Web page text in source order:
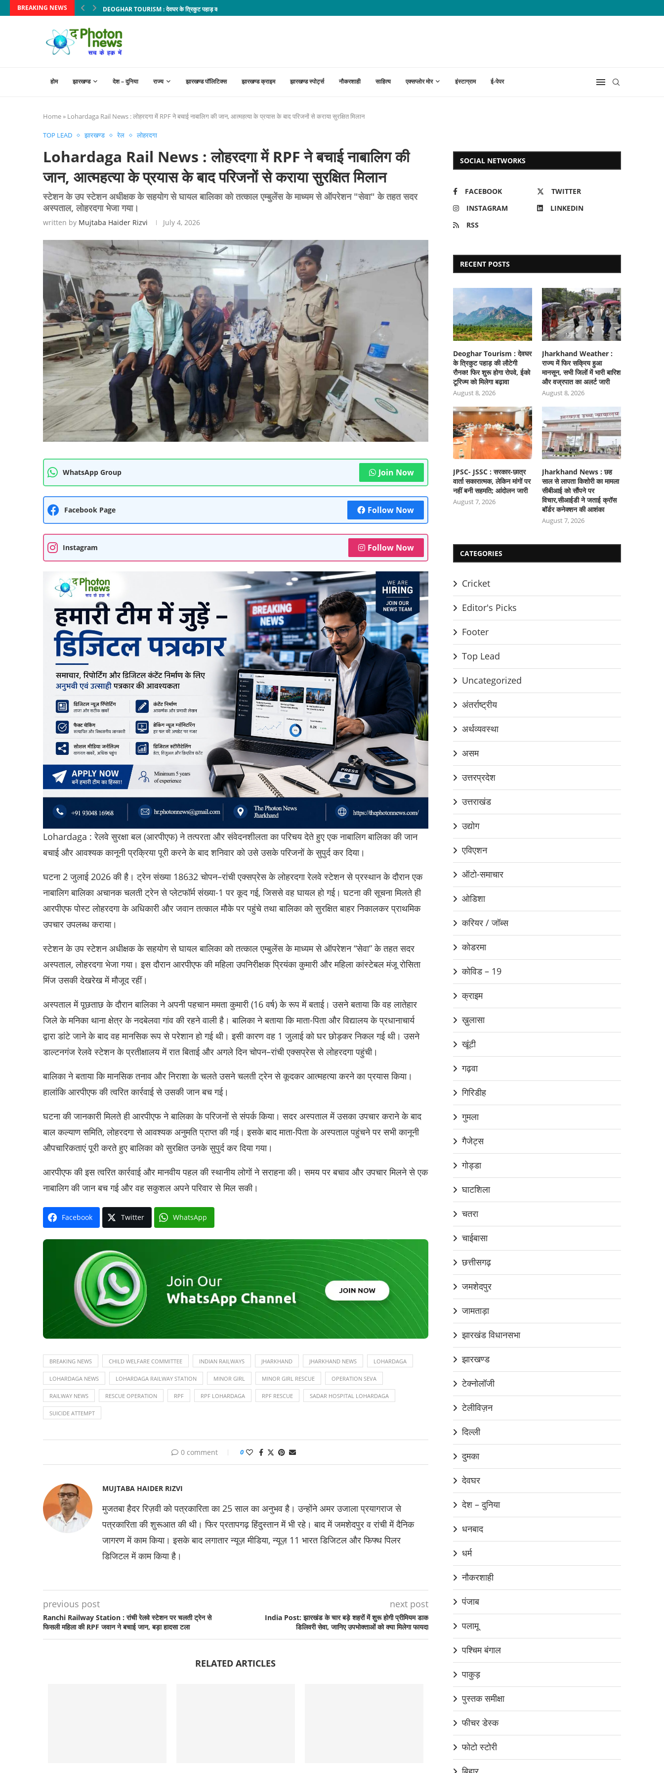
BREAKING NEWS DEOGHAR TOURISM : देवघर के त्रिकुट पहाड़ की लौटेगी रौनक! फिर शुरू होगा रोपवे, ईको...
होम झारखण्ड देश – दुनिया राज्य झारखण्ड पॉलिटिक्स झारखण्ड क्राइम झारखण्ड स्पोर्ट्स नौकरशाही साहित्य एक्सप्लोर मोर इंस्टाग्राम ई-पेपर
Home» Lohardaga Rail News : लोहरदगा में RPF ने बचाई नाबालिग की जान, आत्महत्या के प्रयास के बाद परिजनों से कराया सुरक्षित मिलान
TOP LEAD झारखण्ड रेल लोहरदगा
Lohardaga Rail News : लोहरदगा में RPF ने बचाई नाबालिग की
जान, आत्महत्या के प्रयास के बाद परिजनों से कराया सुरक्षित मिलान
स्टेशन के उप स्टेशन अधीक्षक के सहयोग से घायल बालिका को तत्काल एम्बुलेंस के माध्यम से ऑपरेशन "सेवा" के तहत सदर
अस्पताल, लोहरदगा भेजा गया।
written by Mujtaba Haider Rizvi July 4, 2026
WhatsApp Group Join Now
Facebook Page Follow Now
Instagram Follow Now
Lohardaga : रेलवे सुरक्षा बल (आरपीएफ) ने तत्परता और संवेदनशीलता का परिचय देते हुए एक नाबालिग बालिका की जान
बचाई और आवश्यक कानूनी प्रक्रिया पूरी करने के बाद शनिवार को उसे उसके परिजनों के सुपुर्द कर दिया।
घटना 2 जुलाई 2026 की है। ट्रेन संख्या 18632 चोपन–रांची एक्सप्रेस के लोहरदगा रेलवे स्टेशन से प्रस्थान के दौरान एक
नाबालिग बालिका अचानक चलती ट्रेन से प्लेटफॉर्म संख्या-1 पर कूद गई, जिससे वह घायल हो गई। घटना की सूचना मिलते ही
आरपीएफ पोस्ट लोहरदगा के अधिकारी और जवान तत्काल मौके पर पहुंचे तथा बालिका को सुरक्षित बाहर निकालकर प्राथमिक
उपचार उपलब्ध कराया।
स्टेशन के उप स्टेशन अधीक्षक के सहयोग से घायल बालिका को तत्काल एम्बुलेंस के माध्यम से ऑपरेशन “सेवा” के तहत सदर
अस्पताल, लोहरदगा भेजा गया। इस दौरान आरपीएफ की महिला उपनिरीक्षक प्रियंका कुमारी और महिला कांस्टेबल मंजू रोसिता
मिंज उसकी देखरेख में मौजूद रहीं।
अस्पताल में पूछताछ के दौरान बालिका ने अपनी पहचान ममता कुमारी (16 वर्ष) के रूप में बताई। उसने बताया कि वह लातेहार
जिले के मनिका थाना क्षेत्र के नदबेलवा गांव की रहने वाली है। बालिका ने बताया कि माता-पिता और विद्यालय के प्रधानाचार्य
द्वारा डांटे जाने के बाद वह मानसिक रूप से परेशान हो गई थी। इसी कारण वह 1 जुलाई को घर छोड़कर निकल गई थी। उसने
डाल्टनगंज रेलवे स्टेशन के प्रतीक्षालय में रात बिताई और अगले दिन चोपन–रांची एक्सप्रेस से लोहरदगा पहुंची।
बालिका ने बताया कि मानसिक तनाव और निराशा के चलते उसने चलती ट्रेन से कूदकर आत्महत्या करने का प्रयास किया।
हालांकि आरपीएफ की त्वरित कार्रवाई से उसकी जान बच गई।
घटना की जानकारी मिलते ही आरपीएफ ने बालिका के परिजनों से संपर्क किया। सदर अस्पताल में उसका उपचार कराने के बाद
बाल कल्याण समिति, लोहरदगा से आवश्यक अनुमति प्राप्त की गई। इसके बाद माता-पिता के अस्पताल पहुंचने पर सभी कानूनी
औपचारिकताएं पूरी करते हुए बालिका को सुरक्षित उनके सुपुर्द कर दिया गया।
आरपीएफ की इस त्वरित कार्रवाई और मानवीय पहल की स्थानीय लोगों ने सराहना की। समय पर बचाव और उपचार मिलने से एक
नाबालिग की जान बच गई और वह सकुशल अपने परिवार से मिल सकी।
Facebook Twitter WhatsApp
BREAKING NEWS CHILD WELFARE COMMITTEE INDIAN RAILWAYS JHARKHAND JHARKHAND NEWS LOHARDAGA
LOHARDAGA NEWS LOHARDAGA RAILWAY STATION MINOR GIRL MINOR GIRL RESCUE OPERATION SEVA
RAILWAY NEWS RESCUE OPERATION RPF RPF LOHARDAGA RPF RESCUE SADAR HOSPITAL LOHARDAGA
SUICIDE ATTEMPT
0 comment 0
MUJTABA HAIDER RIZVI
मुजतबा हैदर रिज़वी को पत्रकारिता का 25 साल का अनुभव है। उन्होंने अमर उजाला प्रयागराज से
पत्रकारिता की शुरूआत की थी। फिर प्रतापगढ़ हिंदुस्तान में भी रहे। बाद में जमशेदपुर व रांची में दैनिक
जागरण में काम किया। इसके बाद लगातार न्यूज़ मीडिया, न्यूज़ 11 भारत डिजिटल और फिफ्थ पिलर
डिजिटल में काम किया है।
previous post
Ranchi Railway Station : रांची रेलवे स्टेशन पर चलती ट्रेन से
फिसली महिला की RPF जवान ने बचाई जान, बड़ा हादसा टला
next post
India Post: झारखंड के चार बड़े शहरों में शुरू होगी प्रीमियम डाक
डिलिवरी सेवा, जानिए उपभोक्ताओं को क्या मिलेगा फायदा
RELATED ARTICLES
SOCIAL NETWORKS
FACEBOOK
TWITTER
INSTAGRAM
LINKEDIN
RSS
RECENT POSTS
Deoghar Tourism : देवघर
के त्रिकुट पहाड़ की लौटेगी
रौनक! फिर शुरू होगा रोपवे, ईको
टूरिज्म को मिलेगा बढ़ावा
August 8, 2026
Jharkhand Weather :
राज्य में फिर सक्रिय हुआ
मानसून, सभी जिलों में भारी बारिश
और वज्रपात का अलर्ट जारी
August 8, 2026
JPSC- JSSC : सरकार-छात्र
वार्ता सकारात्मक, लेकिन मांगों पर
नहीं बनी सहमति; आंदोलन जारी
August 7, 2026
Jharkhand News : छह
साल से लापता किशोरी का मामला
सीबीआई को सौंपने पर
विचार,सीआईडी ने जताई क्रॉस
बॉर्डर कनेक्शन की आशंका
August 7, 2026
CATEGORIES
Cricket
Editor's Picks
Footer
Top Lead
Uncategorized
अंतर्राष्ट्रीय
अर्थव्यवस्था
असम
उत्तरप्रदेश
उत्तराखंड
उद्योग
एविएशन
ऑटो-समाचार
ओडिशा
करियर / जॉब्स
कोडरमा
कोविड – 19
क्राइम
ख़ुलासा
खूंटी
गढ़वा
गिरिडीह
गुमला
गैजेट्स
गोड्डा
घाटशिला
चतरा
चाईबासा
छत्तीसगढ़
जमशेदपुर
जामताड़ा
झारखंड विधानसभा
झारखण्ड
टेक्नोलॉजी
टेलीविज़न
दिल्ली
दुमका
देवघर
देश – दुनिया
धनबाद
धर्म
नौकरशाही
पंजाब
पलामू
पश्चिम बंगाल
पाकुड़
पुस्तक समीक्षा
फीचर डेस्क
फोटो स्टोरी